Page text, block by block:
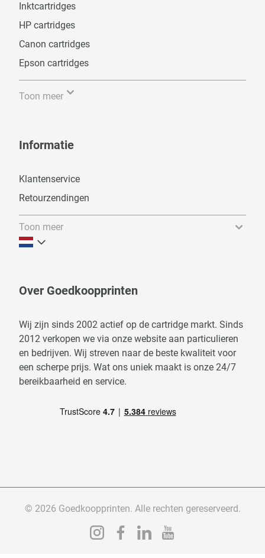
Inktcartridges
HP cartridges
Canon cartridges
Epson cartridges
Toon meer
Informatie
Klantenservice
Retourzendingen
Toon meer
Over Goedkoopprinten
Wij zijn sinds 2002 actief op de cartridge markt. Sinds
2012 verkopen we via onze website aan particulieren
en bedrijven. Wij streven naar de beste kwaliteit voor
een scherpe prijs. Wat ons uniek maakt is onze 24/7
bereikbaarheid en service.
© 2026 Goedkoopprinten. Alle rechten gereserveerd.